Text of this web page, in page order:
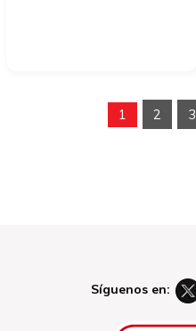
1 2 3
Síguenos en: